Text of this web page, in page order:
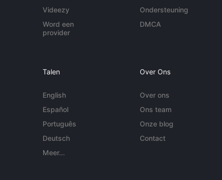
Videezy
Word een
provider
Ondersteuning
DMCA
Talen
English
Español
Português
Deutsch
Meer...
Over Ons
Over ons
Ons team
Onze blog
Contact